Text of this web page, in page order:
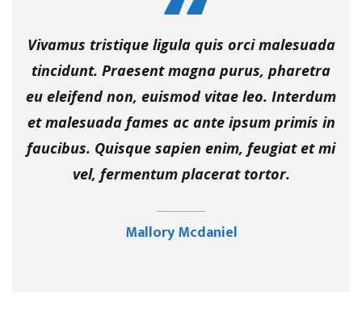
Vivamus tristique ligula quis orci malesuada
tincidunt. Praesent magna purus, pharetra
eu eleifend non, euismod vitae leo. Interdum
et malesuada fames ac ante ipsum primis in
faucibus. Quisque sapien enim, feugiat et mi
vel, fermentum placerat tortor.
Mallory Mcdaniel